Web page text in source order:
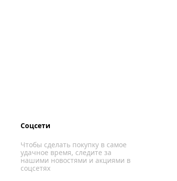
Соцсети
Чтобы сделать покупку в самое
удачное время, следите за
нашими новостями и акциями в
соцсетях